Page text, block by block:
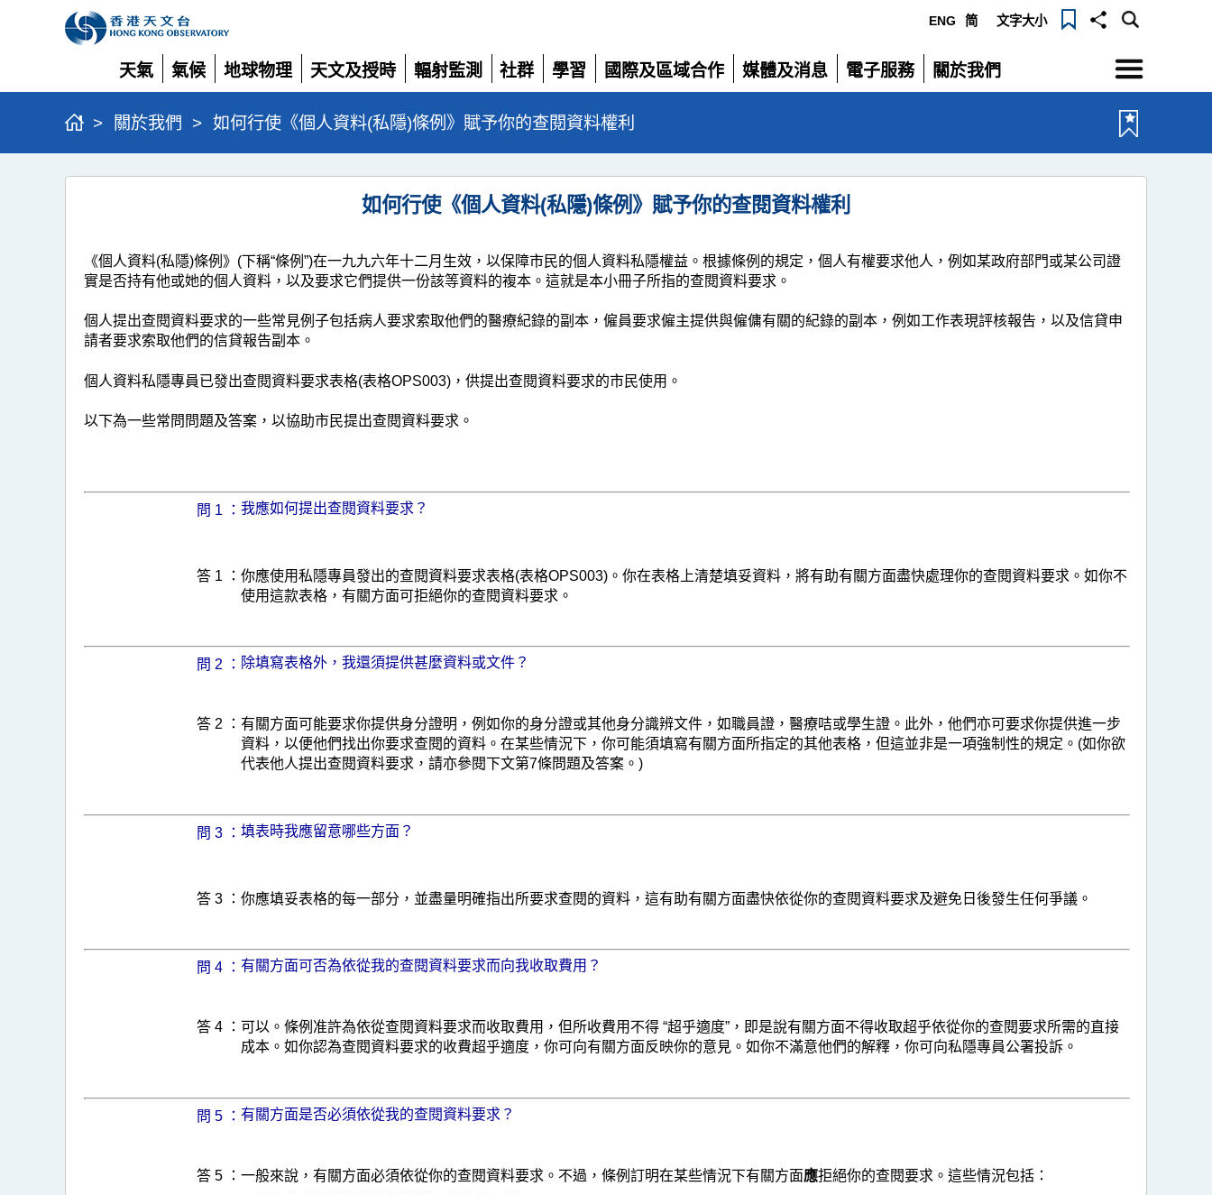
ENG 简 文字大小
天氣
展
開
氣候
展
開
地球物理
展
開
天文及授時
展
開
輻射監測
展
開
社群
展
開
學習
展
開
國際及區域合作
展
開
媒體及消息
展
電子服務
展
關於我們
展
選
單
> 關於我們 > 如何行使《個人資料(私隱)條例》賦予你的查閱資料權利
如
使
人
資
料
(私
例》
如何行使《個人資料(私隱)條例》賦予你的查閱資料權利
《個人資料(私隱)條例》(下稱“條例”)在一九九六年十二月生效，以保障市民的個人資料私隱權益。根據條例的規定，個人有權要求他人，例如某政府部門或某公司證
實是否持有他或她的個人資料，以及要求它們提供一份該等資料的複本。這就是本小冊子所指的查閱資料要求。
個人提出查閱資料要求的一些常見例子包括病人要求索取他們的醫療紀錄的副本，僱員要求僱主提供與僱傭有關的紀錄的副本，例如工作表現評核報告，以及信貸申
請者要求索取他們的信貸報告副本。
個人資料私隱專員已發出查閱資料要求表格(表格OPS003)，供提出查閱資料要求的市民使用。
以下為一些常問問題及答案，以協助市民提出查閱資料要求。
問 1 ： 我應如何提出查閱資料要求？
答 1 ： 你應使用私隱專員發出的查閱資料要求表格(表格OPS003)。你在表格上清楚填妥資料，將有助有關方面盡快處理你的查閱資料要求。如你不
使用這款表格，有關方面可拒絕你的查閱資料要求。
問 2 ： 除填寫表格外，我還須提供甚麼資料或文件？
答 2 ： 有關方面可能要求你提供身分證明，例如你的身分證或其他身分識辨文件，如職員證，醫療咭或學生證。此外，他們亦可要求你提供進一步
資料，以便他們找出你要求查閱的資料。在某些情況下，你可能須填寫有關方面所指定的其他表格，但這並非是一項強制性的規定。(如你欲
代表他人提出查閱資料要求，請亦參閱下文第7條問題及答案。)
問 3 ： 填表時我應留意哪些方面？
答 3 ： 你應填妥表格的每一部分，並盡量明確指出所要求查閱的資料，這有助有關方面盡快依從你的查閱資料要求及避免日後發生任何爭議。
問 4 ： 有關方面可否為依從我的查閱資料要求而向我收取費用？
答 4 ： 可以。條例准許為依從查閱資料要求而收取費用，但所收費用不得 “超乎適度”，即是說有關方面不得收取超乎依從你的查閱要求所需的直接
成本。如你認為查閱資料要求的收費超乎適度，你可向有關方面反映你的意見。如你不滿意他們的解釋，你可向私隱專員公署投訴。
問 5 ： 有關方面是否必須依從我的查閱資料要求？
答 5 ： 一般來說，有關方面必須依從你的查閱資料要求。不過，條例訂明在某些情況下有關方面應拒絕你的查閱要求。這些情況包括：